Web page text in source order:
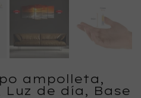
ampolleta,
Luz de día, Base